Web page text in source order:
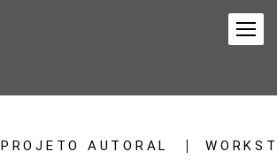
PROJETO AUTORAL